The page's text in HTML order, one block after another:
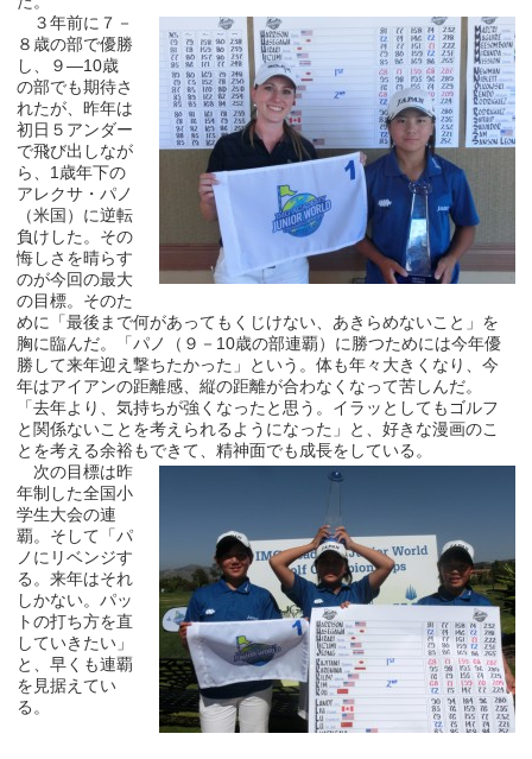
３年前に７－
８歳の部で優勝
し、９―10歳
の部でも期待さ
れたが、昨年は
初日５アンダー
で飛び出しなが
ら、1歳年下の
アレクサ・パノ
（米国）に逆転
負けした。その
悔しさを晴らす
のが今回の最大
の目標。そのた
めに「最後まで何があってもくじけない、あきらめないこと」を
胸に臨んだ。「パノ（９－10歳の部連覇）に勝つためには今年優
勝して来年迎え撃ちたかった」という。体も年々大きくなり、今
年はアイアンの距離感、縦の距離が合わなくなって苦しんだ。
「去年より、気持ちが強くなったと思う。イラッとしてもゴルフ
と関係ないことを考えられるようになった」と、好きな漫画のこ
とを考える余裕もできて、精神面でも成長をしている。
次の目標は昨
年制した全国小
学生大会の連
覇。そして「パ
ノにリベンジす
る。来年はそれ
しかない。パッ
トの打ち方を直
していきたい」
と、早くも連覇
を見据えてい
る。